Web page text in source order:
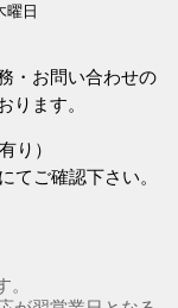
曜日
・お問い合わせの
ります。
り）
てご確認下さい。